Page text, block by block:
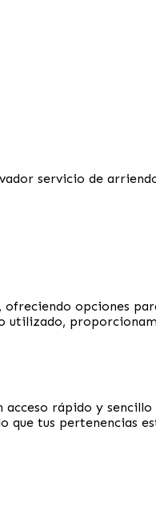
servicio de
ofreciendo opciones
utilizado,
rápido y
tus pertenencias